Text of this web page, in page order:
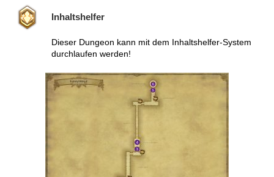
Inhaltshelfer
Dieser Dungeon kann mit dem Inhaltshelfer-System
durchlaufen werden!